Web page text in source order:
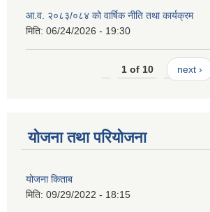
आ.व. २०८३/०८४ को वार्षिक नीति तथा कार्यक्रम
मिति: 06/24/2026 - 19:30
1 of 10 next ›
योजना तथा परियोजना
योजना किताब
मिति: 09/29/2022 - 18:15